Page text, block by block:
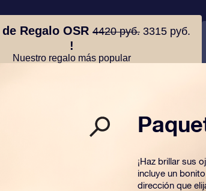
Regalo OSR 4420 руб. 3315 руб.
!
Nuestro regalo más popular
¡Haz brillar sus
incluye un
dirección que